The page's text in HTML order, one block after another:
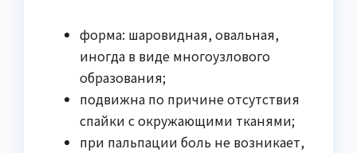
форма: шаровидная, овальная,
иногда в виде многоузлового
образования;
подвижна по причине отсутствия
спайки с окружающими тканями;
при пальпации боль не возникает,